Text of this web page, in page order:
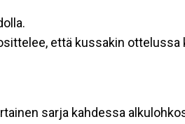
että kussakin ottelussa
sarja kahdessa